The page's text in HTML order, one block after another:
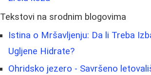
Tekstovi na srodnim blogovima
Istina o Mršavljenju: Da li Treba
Ugljene Hidrate?
Ohridsko jezero - Savršeno